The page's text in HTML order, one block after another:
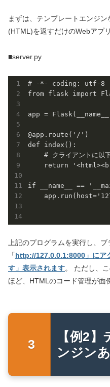
まずは、テンプレートエンジ
(HTML)を返すだけのWebアプ
■server.py
# -*- coding: utf-8
from flask import
app =
@app.route('/')
def index():
# クライアントに以
return
if __name__ ==
上記のプログラムを実行し、
「http://127.0.0.1:8000」にア
す」表示されます。 ただし、
ほど、HTMLのコード管理が面
【例2
ンジン